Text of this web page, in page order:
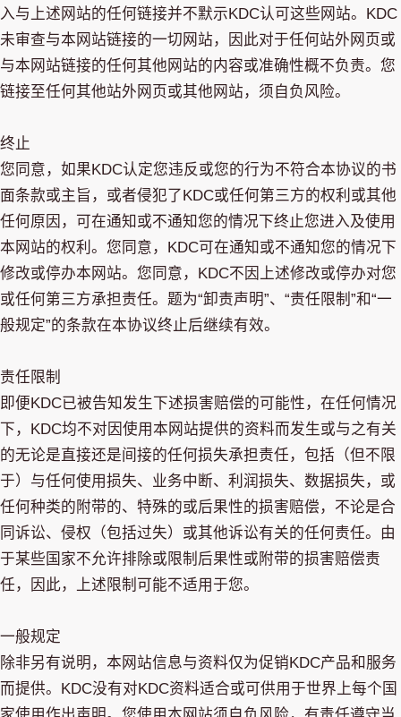
入与上述网站的任何链接并不默示KDC认可这些网站。KDC
未审查与本网站链接的一切网站，因此对于任何站外网页或
与本网站链接的任何其他网站的内容或准确性概不负责。您
链接至任何其他站外网页或其他网站，须自负风险。
终止
您同意，如果KDC认定您违反或您的行为不符合本协议的书
面条款或主旨，或者侵犯了KDC或任何第三方的权利或其他
任何原因，可在通知或不通知您的情况下终止您进入及使用
本网站的权利。您同意，KDC可在通知或不通知您的情况下
修改或停办本网站。您同意，KDC不因上述修改或停办对您
或任何第三方承担责任。题为“卸责声明”、“责任限制”和“一
般规定”的条款在本协议终止后继续有效。
责任限制
即便KDC已被告知发生下述损害赔偿的可能性，在任何情况
下，KDC均不对因使用本网站提供的资料而发生或与之有关
的无论是直接还是间接的任何损失承担责任，包括（但不限
于）与任何使用损失、业务中断、利润损失、数据损失，或
任何种类的附带的、特殊的或后果性的损害赔偿，不论是合
同诉讼、侵权（包括过失）或其他诉讼有关的任何责任。由
于某些国家不允许排除或限制后果性或附带的损害赔偿责
任，因此，上述限制可能不适用于您。
一般规定
除非另有说明，本网站信息与资料仅为促销KDC产品和服务
而提供。KDC没有对KDC资料适合或可供用于世界上每个国